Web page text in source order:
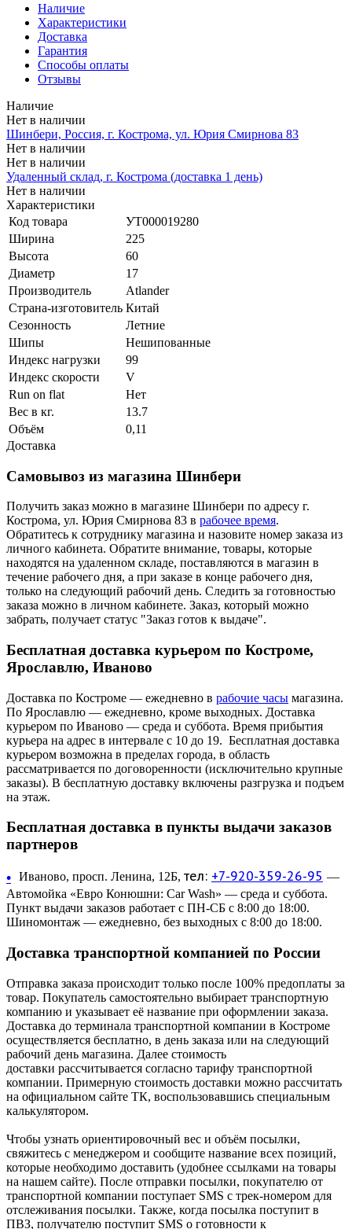
Наличие
Характеристики
Доставка
Гарантия
Способы оплаты
Отзывы
Наличие
Нет в наличии
Шинбери, Россия, г. Кострома, ул. Юрия Смирнова 83
Нет в наличии
Нет в наличии
Удаленный склад, г. Кострома (доставка 1 день)
Нет в наличии
Характеристики
Код товара
УТ000019280
Ширина
225
Высота
60
Диаметр
17
Производитель
Atlander
Страна-изготовитель Китай
Сезонность
Летние
Шипы
Нешипованные
Индекс нагрузки
99
Индекс скорости
V
Run on flat
Нет
Вес в кг.
13.7
Объём
0,11
Доставка
Самовывоз из магазина Шинбери
Получить заказ можно в магазине Шинбери по адресу г.
Кострома, ул. Юрия Смирнова 83 в рабочее время.
Обратитесь к сотруднику магазина и назовите номер заказа из
личного кабинета. Обратите внимание, товары, которые
находятся на удаленном складе, поставляются в магазин в
течение рабочего дня, а при заказе в конце рабочего дня,
только на следующий рабочий день. Следить за готовностью
заказа можно в личном кабинете. Заказ, который можно
забрать, получает статус "Заказ готов к выдаче".
Бесплатная доставка курьером по Костроме,
Ярославлю, Иваново
Доставка по Костроме — ежедневно в рабочие часы магазина.
По Ярославлю — ежедневно, кроме выходных. Доставка
курьером по Иваново — среда и суббота. Время прибытия
курьера на адрес в интервале с 10 до 19. Бесплатная доставка
курьером возможна в пределах города, в область
рассматривается по договоренности (исключительно крупные
заказы). В бесплатную доставку включены разгрузка и подъем
на этаж.
Бесплатная доставка в пункты выдачи заказов
партнеров
• Иваново, просп. Ленина, 12Б, тел: +7-920-359-26-95 —
Автомойка «Евро Конюшни: Car Wash» — среда и суббота.
Пункт выдачи заказов работает с ПН-СБ с 8:00 до 18:00.
Шиномонтаж — ежедневно, без выходных с 8:00 до 18:00.
Доставка транспортной компанией по России
Отправка заказа происходит только после 100% предоплаты за
товар. Покупатель самостоятельно выбирает транспортную
компанию и указывает её название при оформлении заказа.
Доставка до терминала транспортной компании в Костроме
осуществляется бесплатно, в день заказа или на следующий
рабочий день магазина. Далее стоимость
доставки рассчитывается согласно тарифу транспортной
компании. Примерную стоимость доставки можно рассчитать
на официальном сайте ТК, воспользовавшись специальным
калькулятором.
Чтобы узнать ориентировочный вес и объём посылки,
свяжитесь с менеджером и сообщите название всех позиций,
которые необходимо доставить (удобнее ссылками на товары
на нашем сайте). После отправки посылки, покупателю от
транспортной компании поступает SMS с трек-номером для
отслеживания посылки. Также, когда посылка поступит в
ПВЗ, получателю поступит SMS о готовности к